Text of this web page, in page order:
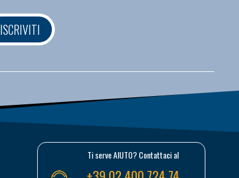
ISCRIVITI
Ti serve AIUTO? Contattaci al